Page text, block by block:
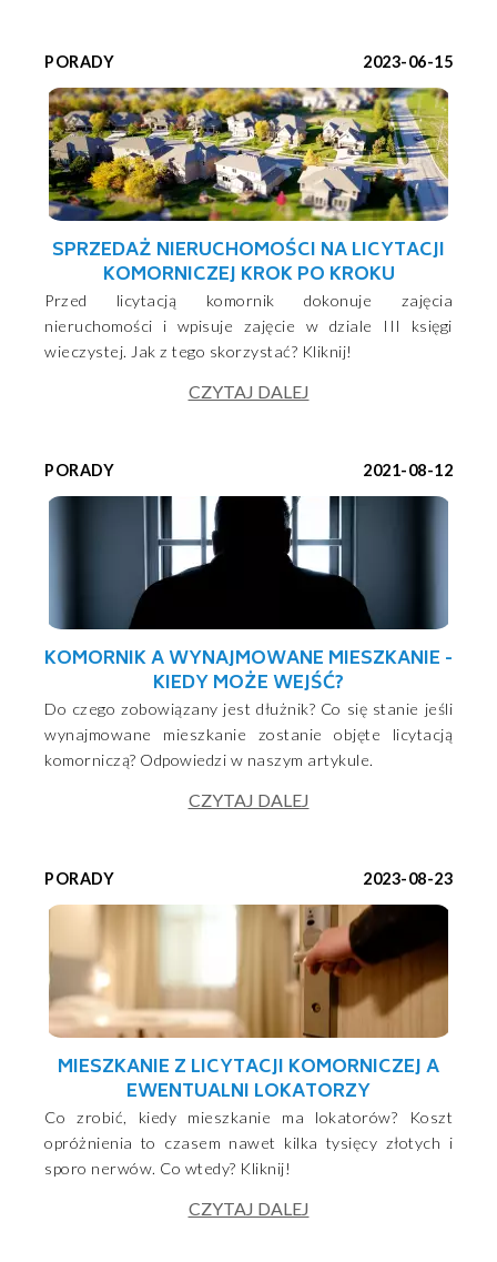
PORADY 2023-06-15
SPRZEDAŻ NIERUCHOMOŚCI NA LICYTACJI
KOMORNICZEJ KROK PO KROKU
Przed licytacją komornik dokonuje zajęcia
nieruchomości i wpisuje zajęcie w dziale III księgi
wieczystej. Jak z tego skorzystać? Kliknij!
CZYTAJ DALEJ
PORADY 2021-08-12
KOMORNIK A WYNAJMOWANE MIESZKANIE -
KIEDY MOŻE WEJŚĆ?
Do czego zobowiązany jest dłużnik? Co się stanie jeśli
wynajmowane mieszkanie zostanie objęte licytacją
komorniczą? Odpowiedzi w naszym artykule.
CZYTAJ DALEJ
PORADY 2023-08-23
MIESZKANIE Z LICYTACJI KOMORNICZEJ A
EWENTUALNI LOKATORZY
Co zrobić, kiedy mieszkanie ma lokatorów? Koszt
opróżnienia to czasem nawet kilka tysięcy złotych i
sporo nerwów. Co wtedy? Kliknij!
CZYTAJ DALEJ